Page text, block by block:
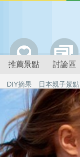
推薦景點 討論區
DIY摘果 日本親子景點